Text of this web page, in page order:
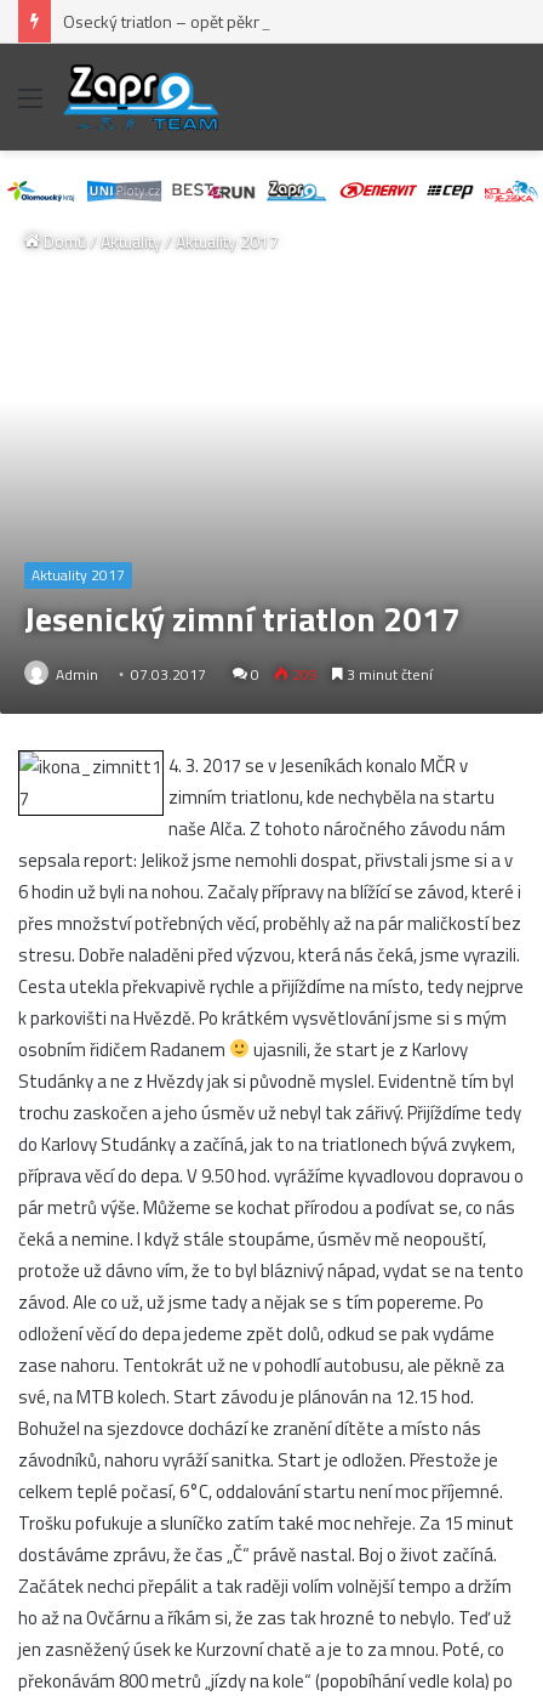
Osecký triatlon – opět pěkný „fičák“
Menu
Domů/Aktuality/Aktuality 2017
Aktuality 2017
Jesenický zimní triatlon 2017
Admin 07.03.2017 0 209 3 minut čtení
4. 3. 2017 se v Jeseníkách konalo MČR v
zimním triatlonu, kde nechyběla na startu
naše Alča. Z tohoto náročného závodu nám
sepsala report: Jelikož jsme nemohli dospat, přivstali jsme si a v
6 hodin už byli na nohou. Začaly přípravy na blížící se závod, které i
přes množství potřebných věcí, proběhly až na pár maličkostí bez
stresu. Dobře naladěni před výzvou, která nás čeká, jsme vyrazili.
Cesta utekla překvapivě rychle a přijíždíme na místo, tedy nejprve
k parkovišti na Hvězdě. Po krátkém vysvětlování jsme si s mým
osobním řidičem Radanem
ujasnili, že start je z Karlovy
Studánky a ne z Hvězdy jak si původně myslel. Evidentně tím byl
trochu zaskočen a jeho úsměv už nebyl tak zářivý. Přijíždíme tedy
do Karlovy Studánky a začíná, jak to na triatlonech bývá zvykem,
příprava věcí do depa. V 9.50 hod. vyrážíme kyvadlovou dopravou o
pár metrů výše. Můžeme se kochat přírodou a podívat se, co nás
čeká a nemine. I když stále stoupáme, úsměv mě neopouští,
protože už dávno vím, že to byl bláznivý nápad, vydat se na tento
závod. Ale co už, už jsme tady a nějak se s tím popereme. Po
odložení věcí do depa jedeme zpět dolů, odkud se pak vydáme
zase nahoru. Tentokrát už ne v pohodlí autobusu, ale pěkně za
své, na MTB kolech. Start závodu je plánován na 12.15 hod.
Bohužel na sjezdovce dochází ke zranění dítěte a místo nás
závodníků, nahoru vyráží sanitka. Start je odložen. Přestože je
celkem teplé počasí, 6°C, oddalování startu není moc příjemné.
Trošku pofukuje a sluníčko zatím také moc nehřeje. Za 15 minut
dostáváme zprávu, že čas „Č“ právě nastal. Boj o život začíná.
Začátek nechci přepálit a tak raději volím volnější tempo a držím
ho až na Ovčárnu a říkám si, že zas tak hrozné to nebylo. Teď už
jen zasněžený úsek ke Kurzovní chatě a je to za mnou. Poté, co
překonávám 800 metrů „jízdy na kole“ (popobíhání vedle kola) po